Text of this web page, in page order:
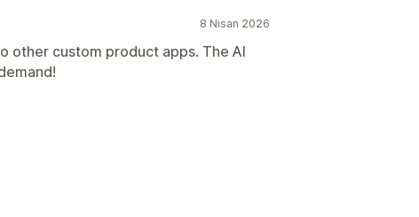
8 Nisan 2026
other custom product apps. The AI